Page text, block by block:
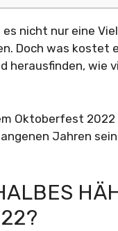
nicht nur eine
Doch was kostet
herausfinden, wie
Oktoberfest
Jahren